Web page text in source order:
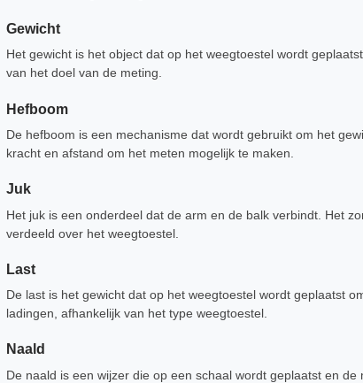
Gewicht
Het gewicht is het object dat op het weegtoestel wordt
van het doel van de meting.
Hefboom
De hefboom is een mechanisme dat wordt gebruikt om het
kracht en afstand om het meten mogelijk te maken.
Juk
Het juk is een onderdeel dat de arm en de balk verbindt. Het
verdeeld over het weegtoestel.
Last
De last is het gewicht dat op het weegtoestel wordt geplaatst
ladingen, afhankelijk van het type weegtoestel.
Naald
De naald is een wijzer die op een schaal wordt geplaatst en